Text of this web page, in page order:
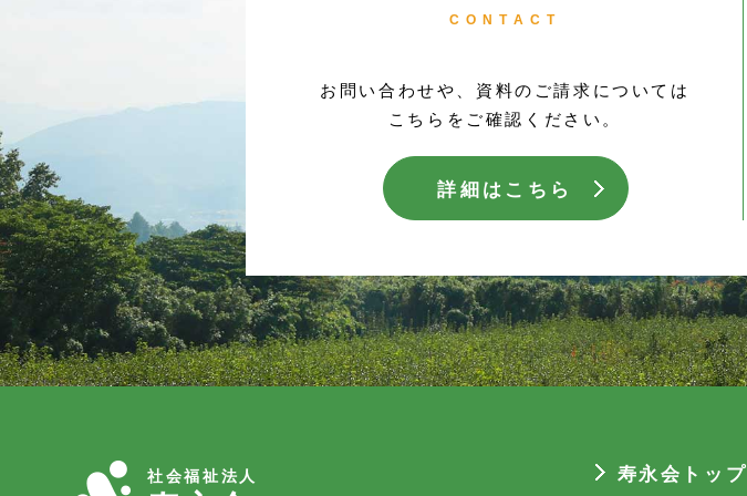
CONTACT
お問い合わせや、資料のご請求については
こちらをご確認ください。
詳細はこちら
社会福祉法人 寿永会トップ